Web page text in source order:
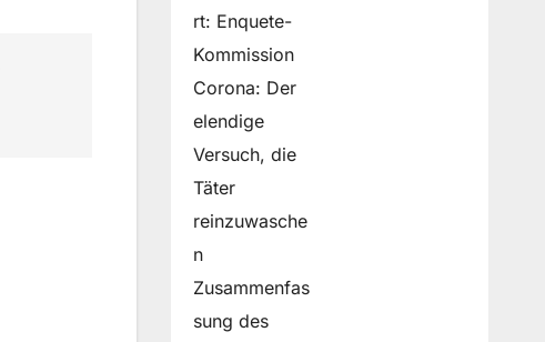
rt: Enquete-
Kommission
Corona: Der
elendige
Versuch, die
Täter
reinzuwasche
n
Zusammenfas
sung des